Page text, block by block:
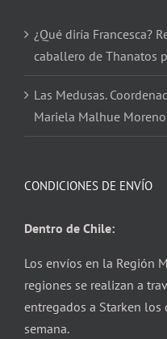
¿Qué diría Francesca?
caballero de Thanatos
Las Medusas.
Mariela Malhue Moreno
CONDICIONES DE ENVÍO
Dentro de Chile:
Los envíos en la Región
regiones se realizan a
entregados a Starken los
semana.